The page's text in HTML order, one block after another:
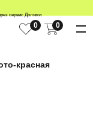
0 0
сервис Долями
красная